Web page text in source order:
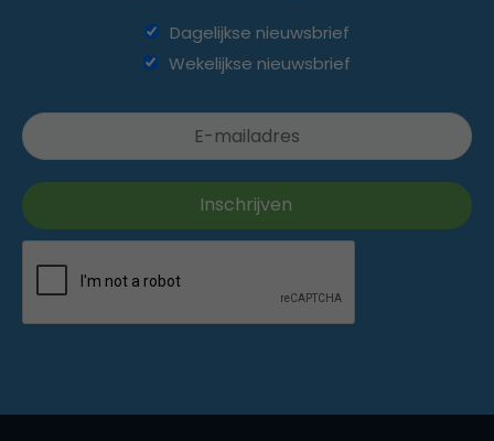
Dagelijkse nieuwsbrief
Wekelijkse nieuwsbrief